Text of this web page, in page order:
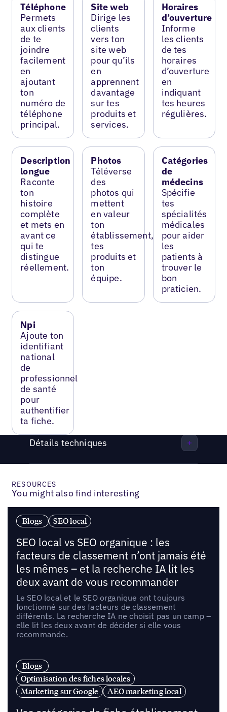
Téléphone
Permets
aux clients
de te
joindre
facilement
en
ajoutant
ton
numéro de
téléphone
principal.
Site web
Dirige les
clients
vers ton
site web
pour qu’ils
en
apprennent
davantage
sur tes
produits et
services.
Horaires
d’ouverture
Informe
les clients
de tes
horaires
d’ouverture
en
indiquant
tes heures
régulières.
Description
longue
Raconte
ton
histoire
complète
et mets en
avant ce
qui te
distingue
réellement.
Photos
Téléverse
des
photos qui
mettent
en valeur
ton
établissement,
tes
produits et
ton
équipe.
Catégories
de
médecins
Spécifie
tes
spécialités
médicales
pour aider
les
patients à
trouver le
bon
praticien.
Npi
Ajoute ton
identifiant
national
de
professionnel
de santé
pour
authentifier
ta fiche.
Détails techniques
RESOURCES
You might also find interesting
Blogs SEO local
SEO local vs SEO organique : les
facteurs de classement n’ont jamais été
les mêmes – et la recherche IA lit les
deux avant de vous recommander
Le SEO local et le SEO organique ont toujours
fonctionné sur des facteurs de classement
différents. La recherche IA ne choisit pas un camp –
elle lit les deux avant de décider si elle vous
recommande.
Blogs
Optimisation des fiches locales
Marketing sur Google
AEO marketing local